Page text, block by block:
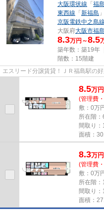
大阪環状線 「 福島
東西線 「 新福島
京阪電鉄中之島線
大阪府大阪市福
8.3万円～8.5
築年数：築19年
階数：15階建
エスリード分譲賃貸！ＪＲ福島駅の好
8.5万円
(管理費
敷：0万
所在階：
間取り：
面積：
8.3万円
(管理費
敷：0万
所在階
間取り：
面積：